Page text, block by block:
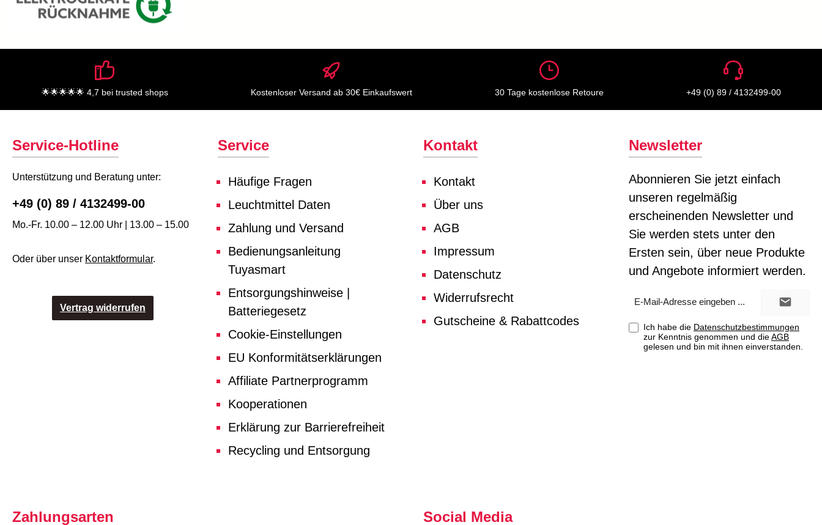
🌟🌟🌟🌟🌟 4,7 bei trusted shops Kostenloser Versand ab 30€ Einkaufswert 30 Tage kostenlose Retoure +49 (0) 89 / 4132499-00
Service-Hotline
Unterstützung und Beratung unter:
+49 (0) 89 / 4132499-00
Mo.-Fr. 10.00 – 12.00 Uhr | 13.00 – 15.00
Oder über unser Kontaktformular.
Vertrag widerrufen
Service
Häufige Fragen
Leuchtmittel Daten
Zahlung und Versand
Bedienungsanleitung
Tuyasmart
Entsorgungshinweise |
Batteriegesetz
Cookie-Einstellungen
EU Konformitätserklärungen
Affiliate Partnerprogramm
Kooperationen
Erklärung zur Barrierefreiheit
Recycling und Entsorgung
Kontakt
Kontakt
Über uns
AGB
Impressum
Datenschutz
Widerrufsrecht
Gutscheine & Rabattcodes
Newsletter
Abonnieren Sie jetzt einfach
unseren regelmäßig
erscheinenden Newsletter und
Sie werden stets unter den
Ersten sein, über neue Produkte
und Angebote informiert werden.
Mail-
Ich habe die Datenschutzbestimmungen
zur Kenntnis genommen und dieAGB
gelesen und bin mit ihnen einverstanden.
Zahlungsarten Social Media